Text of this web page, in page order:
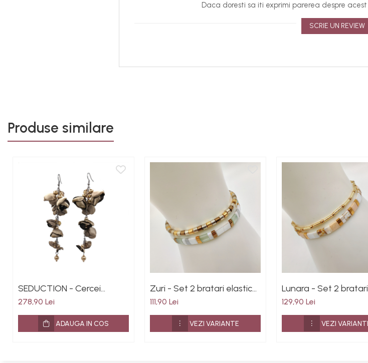
Daca doresti sa iti exprimi parerea despre
SCRIE UN REVIEW
Produse similare
SEDUCTION - Cercei
foarte lungi cu flori din
auriu, inox
278,90 Lei
ADAUGA IN COS
Zuri - Set 2 bratari elastice
cu margele Miyuki, placate
111,90 Lei
VEZI VARIANTE
Lunara - Set 2 bratari
margele Miyuki din
129,90 Lei
VEZI